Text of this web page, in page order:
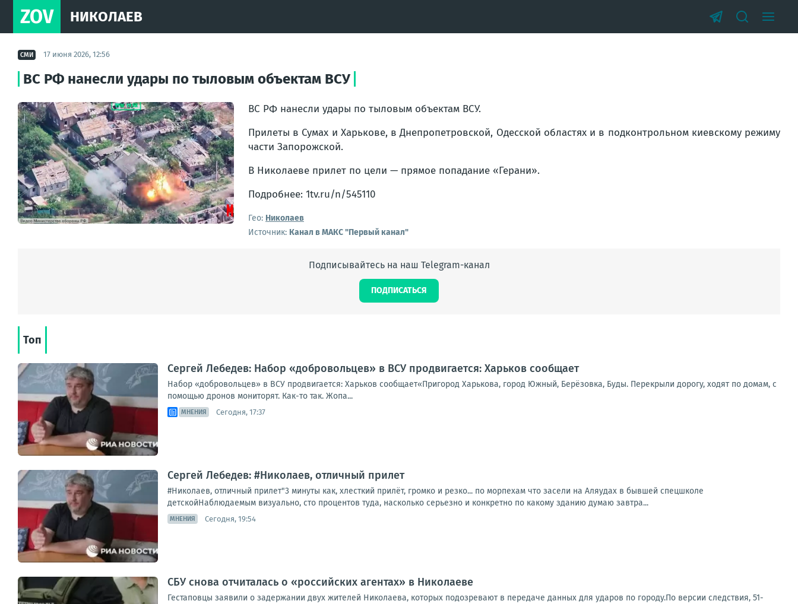
ZOV НИКОЛАЕВ
СМИ 17 июня 2026, 12:56
ВС РФ нанесли удары по тыловым объектам ВСУ
ВС РФ нанесли удары по тыловым объектам ВСУ.
Прилеты в Сумах и Харькове, в Днепропетровской, Одесской областях и в подконтрольном киевскому режиму
части Запорожской.
В Николаеве прилет по цели — прямое попадание «Герани».
Подробнее: 1tv.ru/n/545110
Гео: Николаев
Источник: Канал в МАКС "Первый канал"
Подписывайтесь на наш Telegram-канал
ПОДПИСАТЬСЯ
Топ
Сергей Лебедев: Набор «добровольцев» в ВСУ продвигается: Харьков сообщает
Набор «добровольцев» в ВСУ продвигается: Харьков сообщает«Пригород Харькова, город Южный, Берёзовка, Буды. Перекрыли дорогу, ходят по домам, с
помощью дронов мониторят. Как-то так. Жопа...
МНЕНИЯ Сегодня, 17:37
Сергей Лебедев: #Николаев, отличный прилет
#Николаев, отличный прилет"3 минуты как, хлесткий прилёт, громко и резко... по морпехам что засели на Аляудах в бывшей спецшколе
детскойНаблюдаемым визуально, сто процентов туда, насколько серьезно и конкретно по какому зданию думаю завтра...
МНЕНИЯ Сегодня, 19:54
СБУ снова отчиталась о «российских агентах» в Николаеве
Гестаповцы заявили о задержании двух жителей Николаева, которых подозревают в передаче данных для ударов по городу.По версии следствия, 51-